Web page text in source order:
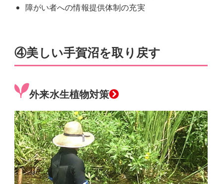
障がい者への情報提供体制の充実
④美しい手賀沼を取り戻す
外来水生植物対策
グ
ー
プ
リ
ン
ク